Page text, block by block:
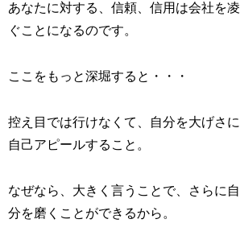
あなたに対する、信頼、信用は会社を凌
ぐことになるのです。
ここをもっと深堀すると・・・
控え目では行けなくて、自分を大げさに
自己アピールすること。
なぜなら、大きく言うことで、さらに自
分を磨くことができるから。